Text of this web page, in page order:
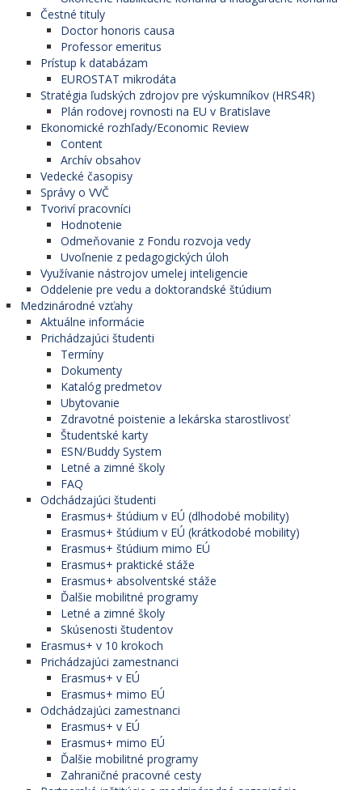
Čestné tituly
Doctor honoris causa
Professor emeritus
Prístup k databázam
EUROSTAT mikrodáta
Stratégia ľudských zdrojov pre výskumníkov (HRS4R)
Plán rodovej rovnosti na EU v Bratislave
Ekonomické rozhľady/Economic Review
Content
Archív obsahov
Vedecké časopisy
Správy o VVČ
Tvoriví pracovníci
Hodnotenie
Odmeňovanie z Fondu rozvoja vedy
Uvoľnenie z pedagogických úloh
Využívanie nástrojov umelej inteligencie
Oddelenie pre vedu a doktorandské štúdium
Medzinárodné vzťahy
Aktuálne informácie
Prichádzajúci študenti
Termíny
Dokumenty
Katalóg predmetov
Ubytovanie
Zdravotné poistenie a lekárska starostlivosť
Študentské karty
ESN/Buddy System
Letné a zimné školy
FAQ
Odchádzajúci študenti
Erasmus+ štúdium v EÚ (dlhodobé mobility)
Erasmus+ štúdium v EÚ (krátkodobé mobility)
Erasmus+ štúdium mimo EÚ
Erasmus+ praktické stáže
Erasmus+ absolventské stáže
Ďalšie mobilitné programy
Letné a zimné školy
Skúsenosti študentov
Erasmus+ v 10 krokoch
Prichádzajúci zamestnanci
Erasmus+ v EÚ
Erasmus+ mimo EÚ
Odchádzajúci zamestnanci
Erasmus+ v EÚ
Erasmus+ mimo EÚ
Ďalšie mobilitné programy
Zahraničné pracovné cesty